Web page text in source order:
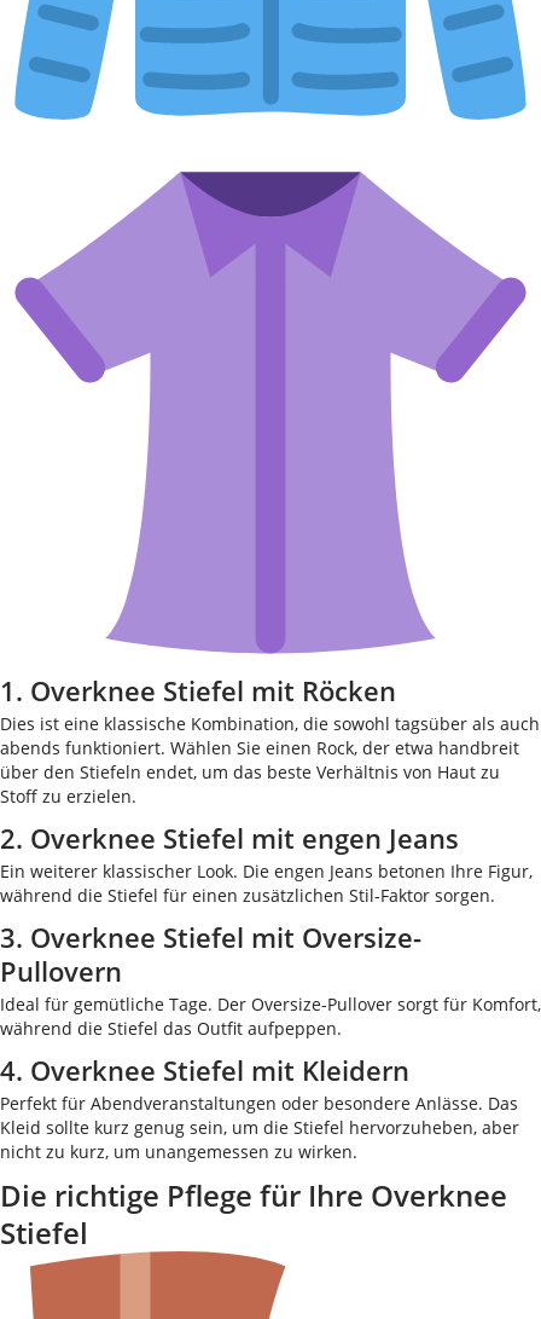
1. Overknee Stiefel mit Röcken
Dies ist eine klassische Kombination, die sowohl tagsüber als auch
abends funktioniert. Wählen Sie einen Rock, der etwa handbreit
über den Stiefeln endet, um das beste Verhältnis von Haut zu
Stoff zu erzielen.
2. Overknee Stiefel mit engen Jeans
Ein weiterer klassischer Look. Die engen Jeans betonen Ihre Figur,
während die Stiefel für einen zusätzlichen Stil-Faktor sorgen.
3. Overknee Stiefel mit Oversize-
Pullovern
Ideal für gemütliche Tage. Der Oversize-Pullover sorgt für Komfort,
während die Stiefel das Outfit aufpeppen.
4. Overknee Stiefel mit Kleidern
Perfekt für Abendveranstaltungen oder besondere Anlässe. Das
Kleid sollte kurz genug sein, um die Stiefel hervorzuheben, aber
nicht zu kurz, um unangemessen zu wirken.
Die richtige Pflege für Ihre Overknee
Stiefel